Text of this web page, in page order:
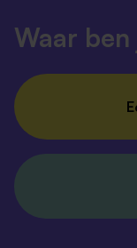
Waar